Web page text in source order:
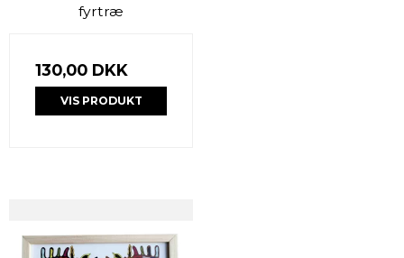
fyrtræ
130,00 DKK
VIS PRODUKT